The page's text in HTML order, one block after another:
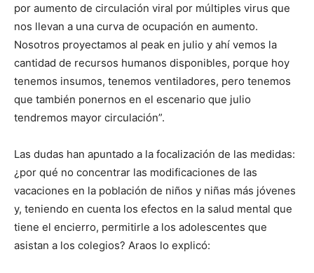
por aumento de circulación viral por múltiples virus que
nos llevan a una curva de ocupación en aumento.
Nosotros proyectamos al peak en julio y ahí vemos la
cantidad de recursos humanos disponibles, porque hoy
tenemos insumos, tenemos ventiladores, pero tenemos
que también ponernos en el escenario que julio
tendremos mayor circulación”.
Las dudas han apuntado a la focalización de las medidas:
¿por qué no concentrar las modificaciones de las
vacaciones en la población de niños y niñas más jóvenes
y, teniendo en cuenta los efectos en la salud mental que
tiene el encierro, permitirle a los adolescentes que
asistan a los colegios? Araos lo explicó: